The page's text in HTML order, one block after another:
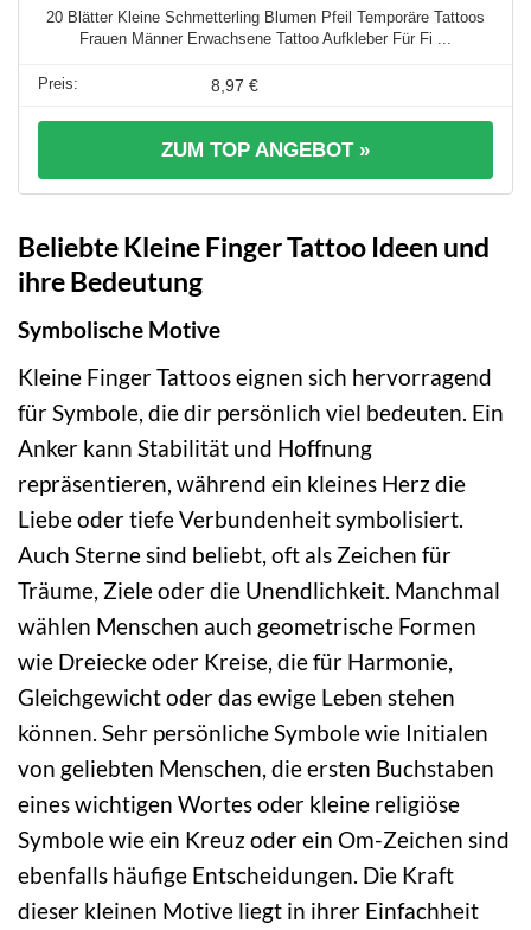
20 Blätter Kleine Schmetterling Blumen Pfeil Temporäre Tattoos
Frauen Männer Erwachsene Tattoo Aufkleber Für Fi ...
8,97 €
ZUM TOP ANGEBOT »
Beliebte Kleine Finger Tattoo Ideen und
ihre Bedeutung
Symbolische Motive
Kleine Finger Tattoos eignen sich hervorragend
für Symbole, die dir persönlich viel bedeuten. Ein
Anker kann Stabilität und Hoffnung
repräsentieren, während ein kleines Herz die
Liebe oder tiefe Verbundenheit symbolisiert.
Auch Sterne sind beliebt, oft als Zeichen für
Träume, Ziele oder die Unendlichkeit. Manchmal
wählen Menschen auch geometrische Formen
wie Dreiecke oder Kreise, die für Harmonie,
Gleichgewicht oder das ewige Leben stehen
können. Sehr persönliche Symbole wie Initialen
von geliebten Menschen, die ersten Buchstaben
eines wichtigen Wortes oder kleine religiöse
Symbole wie ein Kreuz oder ein Om-Zeichen sind
ebenfalls häufige Entscheidungen. Die Kraft
dieser kleinen Motive liegt in ihrer Einfachheit